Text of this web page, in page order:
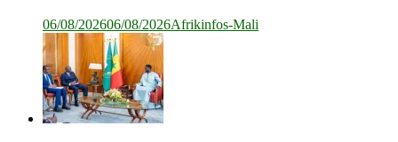
06/08/202606/08/2026Afrikinfos-Mali